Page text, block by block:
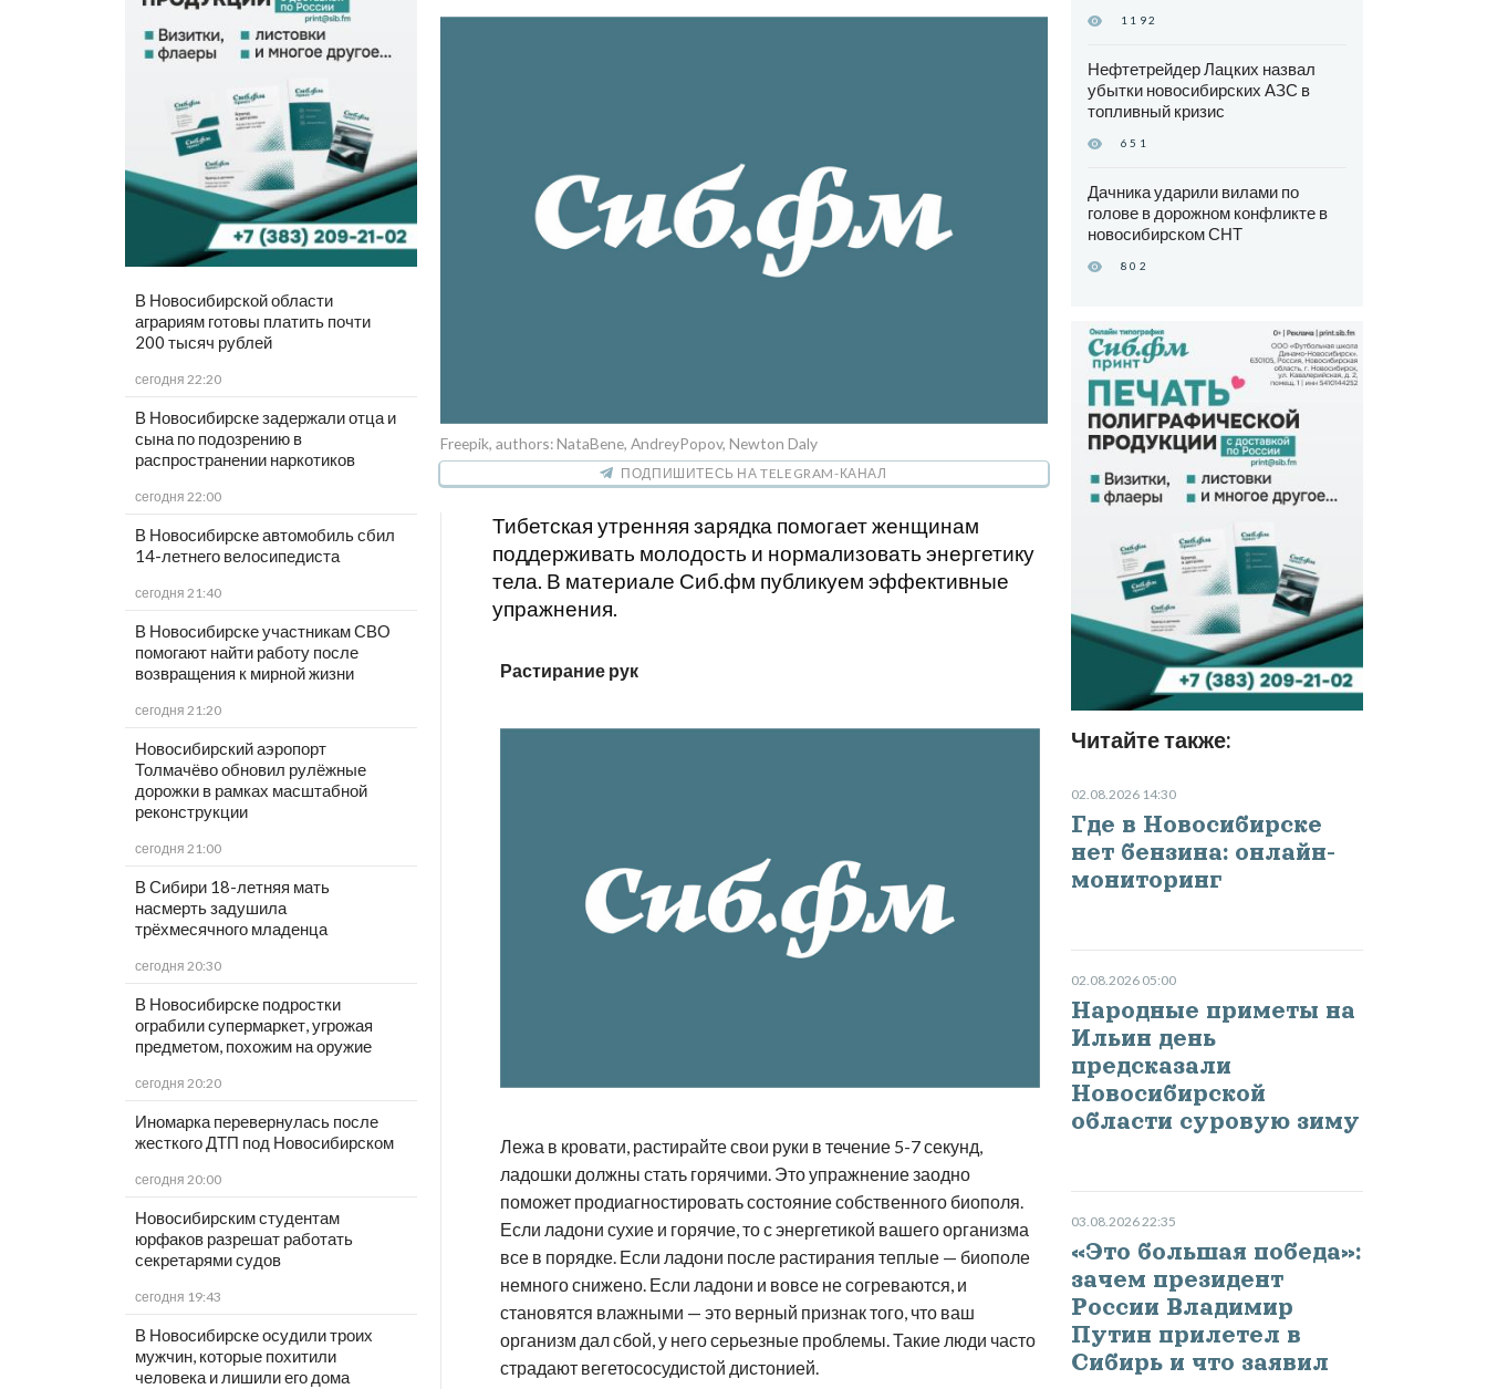
В Новосибирской области
аграриям готовы платить почти
200 тысяч рублей
сегодня 22:20
В Новосибирске задержали отца и
сына по подозрению в
распространении наркотиков
сегодня 22:00
В Новосибирске автомобиль сбил
14-летнего велосипедиста
сегодня 21:40
В Новосибирске участникам СВО
помогают найти работу после
возвращения к мирной жизни
сегодня 21:20
Новосибирский аэропорт
Толмачёво обновил рулёжные
дорожки в рамках масштабной
реконструкции
сегодня 21:00
В Сибири 18-летняя мать
насмерть задушила
трёхмесячного младенца
сегодня 20:30
В Новосибирске подростки
ограбили супермаркет, угрожая
предметом, похожим на оружие
сегодня 20:20
Иномарка перевернулась после
жесткого ДТП под Новосибирском
сегодня 20:00
Новосибирским студентам
юрфаков разрешат работать
секретарями судов
сегодня 19:43
В Новосибирске осудили троих
мужчин, которые похитили
человека и лишили его дома
Freepik, authors: NataBene, AndreyPopov, Newton Daly
ПОДПИШИТЕСЬ НА TELEGRAM-КАНАЛ
Тибетская утренняя зарядка помогает женщинам
поддерживать молодость и нормализовать энергетику
тела. В материале Сиб.фм публикуем эффективные
упражнения.
Растирание рук
Лежа в кровати, растирайте свои руки в течение 5-7 секунд,
ладошки должны стать горячими. Это упражнение заодно
поможет продиагностировать состояние собственного биополя.
Если ладони сухие и горячие, то с энергетикой вашего организма
все в порядке. Если ладони после растирания теплые — биополе
немного снижено. Если ладони и вовсе не согреваются, и
становятся влажными — это верный признак того, что ваш
организм дал сбой, у него серьезные проблемы. Такие люди часто
страдают вегетососудистой дистонией.
1192
Нефтетрейдер Лацких назвал
убытки новосибирских АЗС в
топливный кризис
651
Дачника ударили вилами по
голове в дорожном конфликте в
новосибирском СНТ
802
Читайте также:
02.08.2026 14:30
Где в Новосибирске
нет бензина: онлайн-
мониторинг
02.08.2026 05:00
Народные приметы на
Ильин день
предсказали
Новосибирской
области суровую зиму
03.08.2026 22:35
«Это большая победа»:
зачем президент
России Владимир
Путин прилетел в
Сибирь и что заявил